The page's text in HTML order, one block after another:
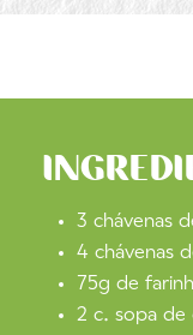
3 chávenas
4 chávenas
75g de
2 c. sopa de